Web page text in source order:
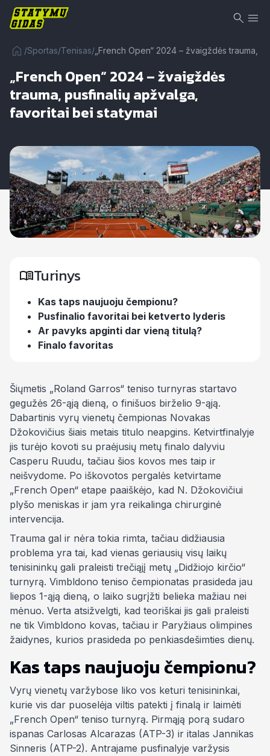
/Sportas/Tenisas/ „French Open“ 2024 – žvaigždės trauma,
„French Open“ 2024 – žvaigždės
trauma, pusfinalių apžvalga,
favoritai bei statymai
Turinys
Kas taps naujuoju čempionu?
Pusfinalio favoritai bei ketverto lyderis
Ar pavyks apginti dar vieną titulą?
Finalo favoritas
Šiųmetis „Roland Garros“ teniso turnyras startavo
gegužės 26-ąją dieną, o finišuos birželio 9-ąją.
Dabartinis vyrų vienetų čempionas Novakas
Džokovičius šiais metais titulo neapgins. Ketvirtfinalyje
jis turėjo kovoti su praėjusių metų finalo dalyviu
Casperu Ruudu, tačiau šios kovos mes taip ir
neišvydome. Po iškovotos pergalės ketvirtame
„French Open“ etape paaiškėjo, kad N. Džokovičiui
plyšo meniskas ir jam yra reikalinga chirurginė
intervencija.
Trauma gal ir nėra tokia rimta, tačiau didžiausia
problema yra tai, kad vienas geriausių visų laikų
tenisininkų gali praleisti trečiąjį metų „Didžiojo kirčio“
turnyrą. Vimbldono teniso čempionatas prasideda jau
liepos 1-ąją dieną, o laiko sugrįžti belieka mažiau nei
mėnuo. Verta atsižvelgti, kad teoriškai jis gali praleisti
ne tik Vimbldono kovas, tačiau ir Paryžiaus olimpines
žaidynes, kurios prasideda po penkiasdešimties dienų.
Kas taps naujuoju čempionu?
Vyrų vienetų varžybose liko vos keturi tenisininkai,
kurie vis dar puoselėja viltis patekti į finalą ir laimėti
„French Open“ teniso turnyrą. Pirmąją porą sudaro
ispanas Carlosas Alcarazas (ATP-3) ir italas Jannikas
Sinneris (ATP-2). Antrajame pusfinalyje varžysis